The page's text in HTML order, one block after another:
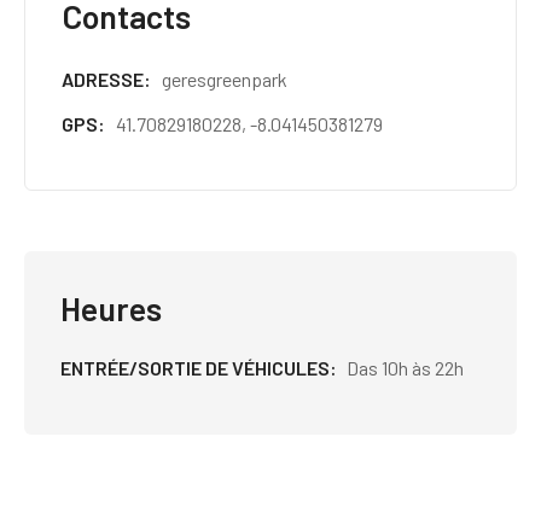
Contacts
ADRESSE
geresgreenpark
GPS
41.70829180228, -8.041450381279
Heures
ENTRÉE/SORTIE DE VÉHICULES Das 10h às 22h